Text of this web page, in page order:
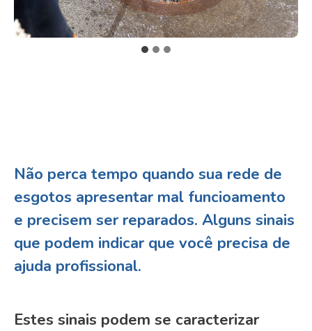
Não perca tempo quando sua rede de
esgotos apresentar mal funcioamento
e precisem ser reparados. Alguns sinais
que podem indicar que você precisa de
ajuda profissional.
Estes sinais podem se caracterizar